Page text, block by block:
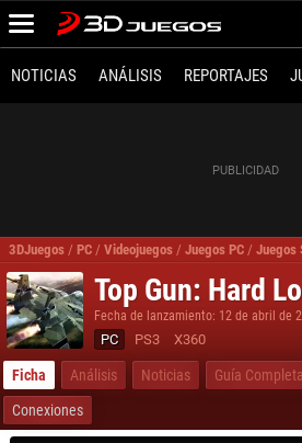
NOTICIAS ANÁLISIS REPORTAJES
3DJuegos / PC / Videojuegos / Juegos PC / Juegos
Top Gun: Hard
Fecha de lanzamiento: 12 de abril de
PC PS3 X360
Ficha Análisis Noticias Guía Completa
Conexiones